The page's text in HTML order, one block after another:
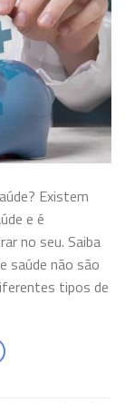
Existem
e é
no seu. Saiba
saúde não são
tipos de